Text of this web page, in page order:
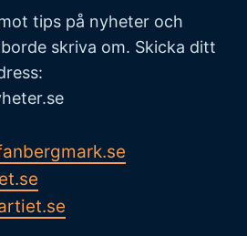
tips på nyheter och
skriva om. Skicka ditt